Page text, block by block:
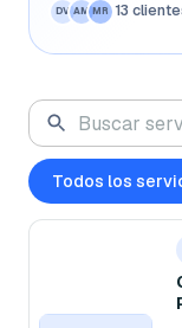
CR JP SG 13
Todos los